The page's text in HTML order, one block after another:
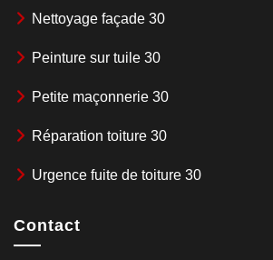
Nettoyage façade 30
Peinture sur tuile 30
Petite maçonnerie 30
Réparation toiture 30
Urgence fuite de toiture 30
Contact